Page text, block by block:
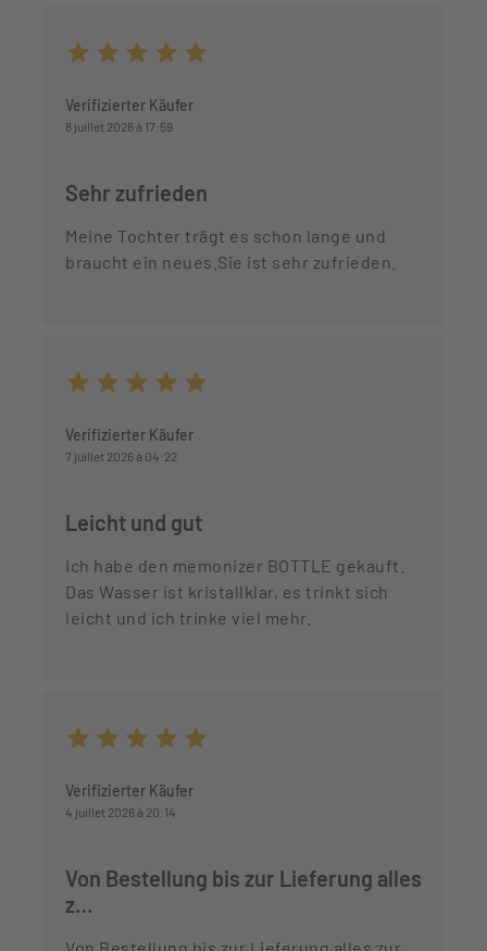
Verifizierter Käufer
8 juillet 2026 à 17:59
Sehr zufrieden
Meine Tochter trägt es schon lange und
braucht ein neues.Sie ist sehr zufrieden.
Verifizierter Käufer
7 juillet 2026 à 04:22
Leicht und gut
Ich habe den memonizer BOTTLE gekauft.
Das Wasser ist kristallklar, es trinkt sich
leicht und ich trinke viel mehr.
Verifizierter Käufer
4 juillet 2026 à 20:14
Von Bestellung bis zur Lieferung alles
z…